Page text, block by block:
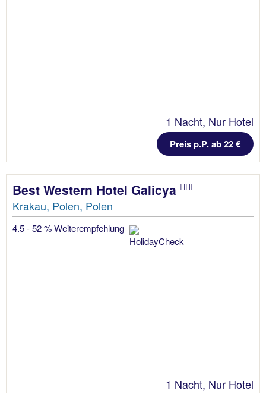
1 Nacht, Nur Hotel
Preis p.P. ab 22 €
Best Western Hotel Galicya
Krakau, Polen, Polen
4.5 - 52 % Weiterempfehlung
1 Nacht, Nur Hotel